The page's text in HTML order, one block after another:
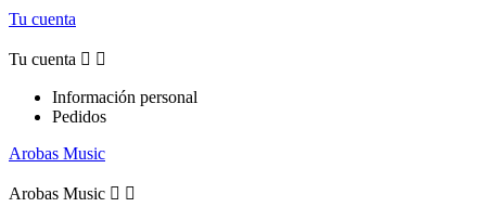
Tu cuenta
Tu cuenta  
Información personal
Pedidos
Arobas Music
Arobas Music  